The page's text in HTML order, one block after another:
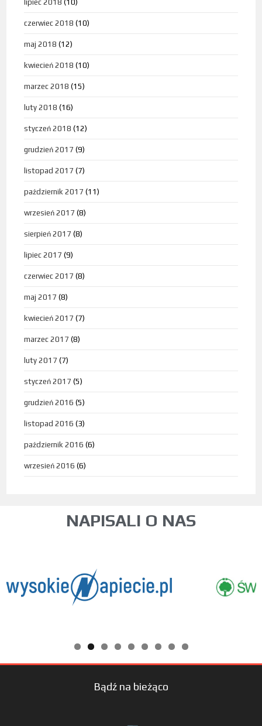
lipiec 2018 (10)
czerwiec 2018 (10)
maj 2018 (12)
kwiecień 2018 (10)
marzec 2018 (15)
luty 2018 (16)
styczeń 2018 (12)
grudzień 2017 (9)
listopad 2017 (7)
październik 2017 (11)
wrzesień 2017 (8)
sierpień 2017 (8)
lipiec 2017 (9)
czerwiec 2017 (8)
maj 2017 (8)
kwiecień 2017 (7)
marzec 2017 (8)
luty 2017 (7)
styczeń 2017 (5)
grudzień 2016 (5)
listopad 2016 (3)
październik 2016 (6)
wrzesień 2016 (6)
NAPISALI O NAS
Bądź na bieżąco